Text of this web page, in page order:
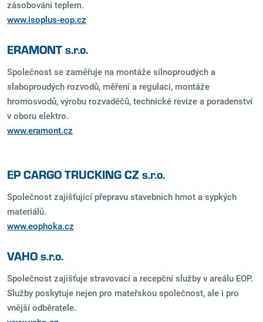
zásobování teplem.
www.isoplus-eop.cz
ERAMONT s.r.o.
Společnost se zaměřuje na montáže silnoproudých a
slaboproudých rozvodů, měření a regulaci, montáže
hromosvodů, výrobu rozvaděčů, technické revize a poradenství
v oboru elektro.
www.eramont.cz
EP CARGO TRUCKING CZ s.r.o.
Společnost zajišťující přepravu stavebních hmot a sypkých
materiálů.
www.eophoka.cz
VAHO s.r.o.
Společnost zajišťuje stravovací a recepční služby v areálu EOP.
Služby poskytuje nejen pro mateřskou společnost, ale i pro
vnější odběratele.